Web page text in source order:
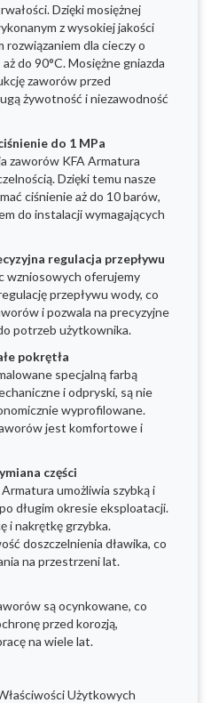
Dzięki mosiężnej
z wysokiej jakości
rozwiązaniem dla cieczy o
do 90°C. Mosiężne gniazda
zaworów przed
żywotność i niezawodność
do 1 MPa
zaworów KFA Armatura
Dzięki temu nasze
ciśnienie aż do 10 barów,
do instalacji wymagających
regulacja przepływu
wzniosowych oferujemy
przepływu wody, co
i pozwala na precyzyjne
potrzeb użytkownika.
pokrętła
specjalną farbą
i odpryski, są nie
wyprofilowane.
jest komfortowe i
części
umożliwia szybką i
długim okresie eksploatacji.
i nakrętkę grzybka.
doszczelnienia dławika, co
na przestrzeni lat.
są ocynkowane, co
przed korozją,
na wiele lat.
Użytkowych